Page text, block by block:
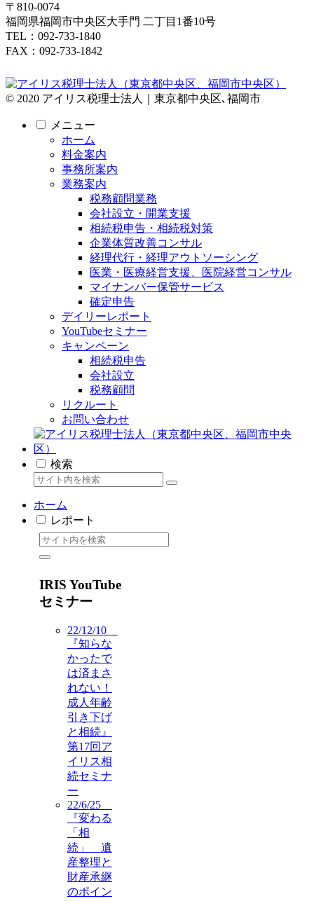
〒810-0074
福岡県福岡市中央区大手門 二丁目1番10号
TEL：092-733-1840
FAX：092-733-1842
© 2020 アイリス税理士法人｜東京都中央区､福岡市
メニュー
ホーム
料金案内
事務所案内
業務案内
税務顧問業務
会社設立・開業支援
相続税申告・相続税対策
企業体質改善コンサル
経理代行・経理アウトソーシング
医業・医療経営支援、医院経営コンサル
マイナンバー保管サービス
確定申告
デイリーレポート
YouTubeセミナー
キャンペーン
相続税申告
会社設立
税務顧問
リクルート
お問い合わせ
検索
ホーム
レポート
IRIS YouTube
セミナー
22/12/10
『知らな
かったで
は済まさ
れない！
成人年齢
引き下げ
と相続』
第17回ア
イリス相
続セミナ
ー
22/6/25
『変わる
「相
続」 遺
産整理と
財産承継
のポイン